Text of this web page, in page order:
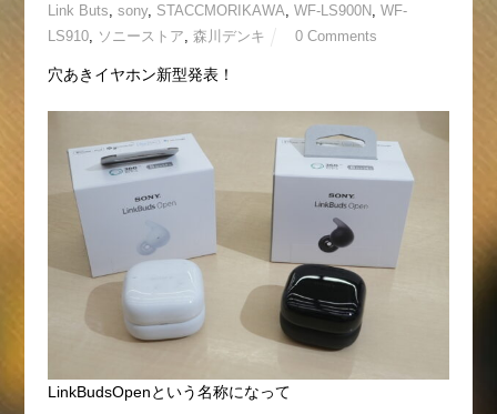
Link Buts sony, STACCMORIKAWA WF-LS900N, WF-
LS910, ソニーストア 森川デンキ 0 Comments
穴あきイヤホン新型発表！
LinkBudsOpenという名称になって